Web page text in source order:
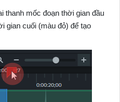
thanh mốc đoạn thời gian đầu
gian cuối (màu đỏ) để tạo